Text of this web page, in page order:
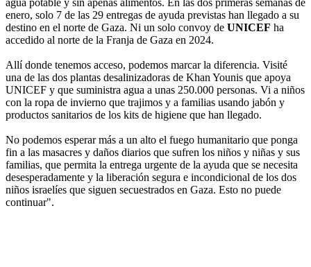
agua potable y sin apenas alimentos. En las dos primeras semanas de
enero, solo 7 de las 29 entregas de ayuda previstas han llegado a su
destino en el norte de Gaza. Ni un solo convoy de UNICEF ha
accedido al norte de la Franja de Gaza en 2024.
Allí donde tenemos acceso, podemos marcar la diferencia. Visité
una de las dos plantas desalinizadoras de Khan Younis que apoya
UNICEF y que suministra agua a unas 250.000 personas. Vi a niños
con la ropa de invierno que trajimos y a familias usando jabón y
productos sanitarios de los kits de higiene que han llegado.
No podemos esperar más a un alto el fuego humanitario que ponga
fin a las masacres y daños diarios que sufren los niños y niñas y sus
familias, que permita la entrega urgente de la ayuda que se necesita
desesperadamente y la liberación segura e incondicional de los dos
niños israelíes que siguen secuestrados en Gaza. Esto no puede
continuar".